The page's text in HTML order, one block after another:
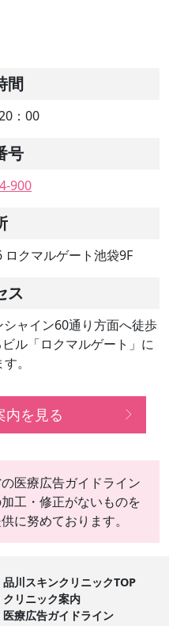
間
：00
号
900
クマルゲート池袋9F
ス
ャイン60通り方面へ徒歩
ル「ロクマルゲート」に
。
内を見る
医療広告ガイドライン
工・修正がないものを
に努めております。
品川スキンクリニックTOP
クリニック案内
医療広告ガイドライン